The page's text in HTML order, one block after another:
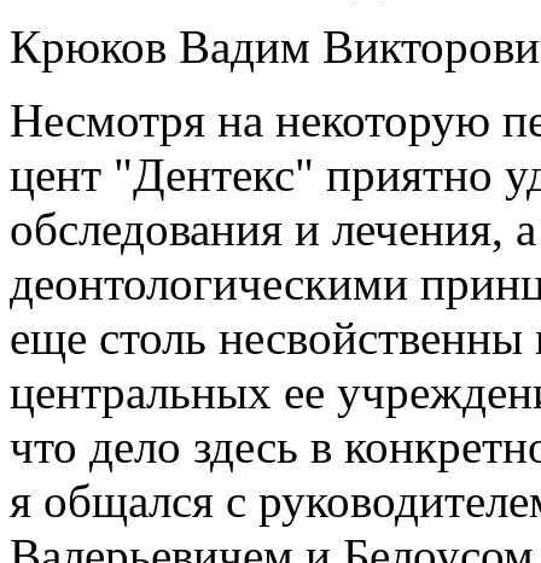
Крюков Вадим
Несмотря на некоторую
цент "Дентекс" приятно
обследования и лечения,
деонтологическими
еще столь
центральных ее
что дело здесь в
я общался с